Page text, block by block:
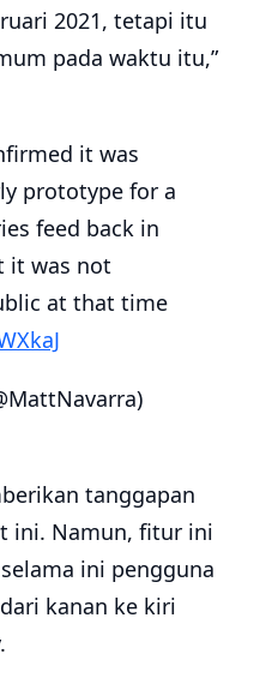
2021, tetapi itu
pada waktu itu,”
it was
prototype for a
feed back in
it was not
at that time
tanggapan
ini. Namun, fitur ini
ini pengguna
kanan ke kiri